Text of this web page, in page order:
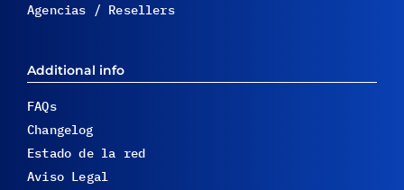
Agencias / Resellers
Additional info
FAQs
Changelog
Estado de la red
Aviso Legal